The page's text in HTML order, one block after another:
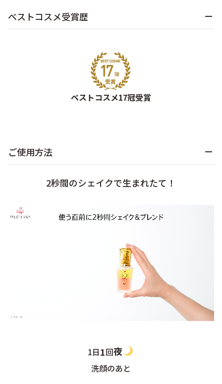
ベストコスメ受賞歴
ベストコスメ17冠受賞
ご使用方法
2秒間のシェイクで生まれたて！
1日1回夜
洗顔のあと